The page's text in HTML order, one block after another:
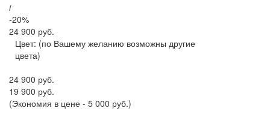
i
-20%
24 900 руб.
Цвет: (по Вашему желанию возможны другие
цвета)
24 900 руб.
19 900 руб.
(Экономия в цене - 5 000 руб.)